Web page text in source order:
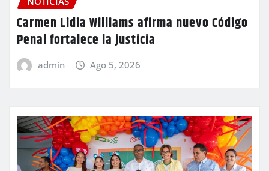
Carmen Lidia Williams afirma nuevo Código
Penal fortalece la justicia
admin Ago 5, 2026